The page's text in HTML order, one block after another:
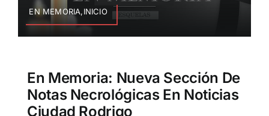
EN MEMORIA,INICIO
En Memoria: Nueva Sección De
Notas Necrológicas En Noticias
Ciudad Rodrigo